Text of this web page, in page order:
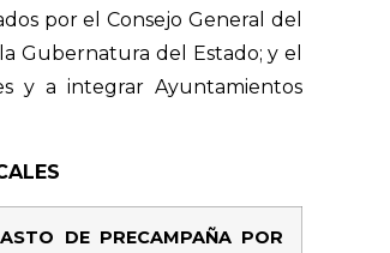
por el Consejo General del
Gubernatura del Estado; y el
y a integrar Ayuntamientos
DE PRECAMPAÑA POR